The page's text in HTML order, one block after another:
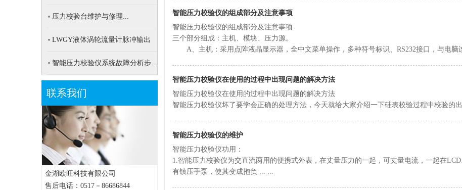
压力校验台维护与修理...
LWGY液体涡轮流量计脉冲输出
智能压力校验仪系统故障分析步...
联系我们
金湖欧旺科技有限公司
售后电话：0517－86686844
智能压力校验仪的组成部分及注意事项
智能压力校验仪的组成部分及注意事项
三个部分组成：主机、模块、压力源。
A、主机：采用点阵液晶显示器，全中文菜单操作，多种符号标识、RS232接口，与电脑
智能压力校验仪在使用的过程中出现问题的解决方法
智能压力校验仪在使用的过程中出现问题的解决方法
智能压力校验仪坏了要学会正确的处理方法，今天就给大家介绍一下硅表校验过程中校验的
智能压力校验仪的维护
智能压力校验仪功用：
1.智能压力校验仪为交直流两用的便携式外表，在丈量压力的一起，可丈量电流，一起在
有镇压手泵，使其变成抱负 ... ...